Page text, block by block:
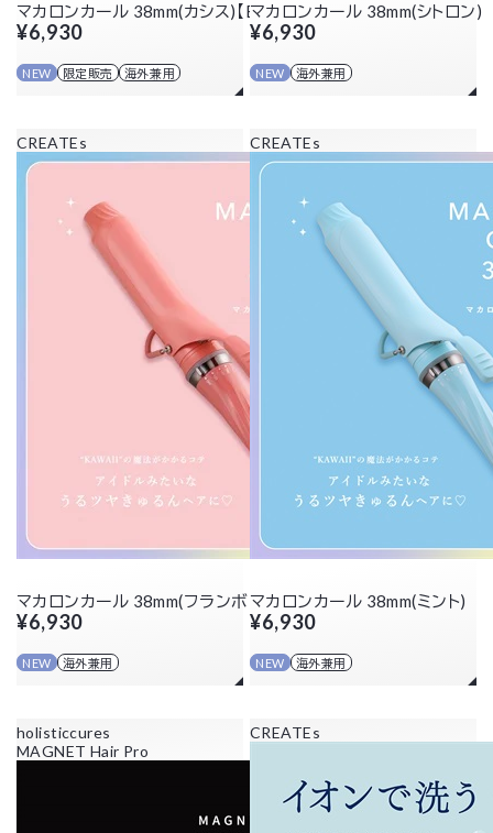
マカロンカール 38mm(カシス)【EC限定カラー】
¥6,930
NEW 限定販売 海外兼用
マカロンカール 38mm(シトロン)
¥6,930
NEW 海外兼用
CREATEs
マカロンカール 38mm(フランボワーズ)
¥6,930
NEW 海外兼用
CREATEs
マカロンカール 38mm(ミント)
¥6,930
NEW 海外兼用
holisticcures
MAGNET Hair Pro
CREATEs